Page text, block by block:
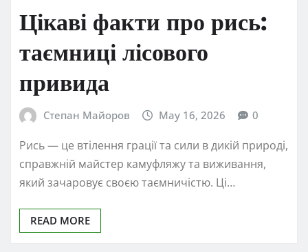
Цікаві факти про рись:
таємниці лісового
привида
Степан Майоров May 16, 2026 0
Рись — це втілення грації та сили в дикій природі,
справжній майстер камуфляжу та виживання,
який зачаровує своєю таємничістю. Ці…
READ MORE